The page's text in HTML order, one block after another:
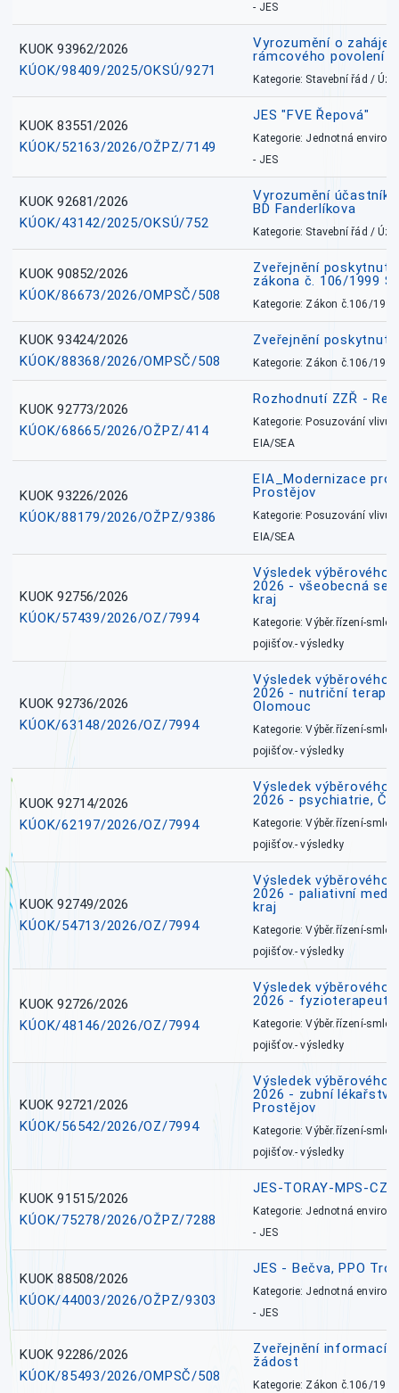
- JES
KUOK 93962/2026
KÚOK/98409/2025/OKSÚ/9271
Vyrozumění o
rámcového povolení
Kategorie: Stavební řád /
KUOK 83551/2026
KÚOK/52163/2026/OŽPZ/7149
JES "FVE Řepová"
Kategorie: Jednotná
- JES
KUOK 92681/2026
KÚOK/43142/2025/OKSÚ/752
Vyrozumění
BD Fanderlíkova
Kategorie: Stavební řád /
KUOK 90852/2026
KÚOK/86673/2026/OMPSČ/508
Zveřejnění
zákona č. 106/1999
Kategorie: Zákon č.106/1999
KUOK 93424/2026
KÚOK/88368/2026/OMPSČ/508
Zveřejnění
Kategorie: Zákon č.106/1999
KUOK 92773/2026
KÚOK/68665/2026/OŽPZ/414
Rozhodnutí ZZŘ -
Kategorie: Posuzování vlivů
EIA/SEA
KUOK 93226/2026
KÚOK/88179/2026/OŽPZ/9386
EIA_Modernizace
Prostějov
Kategorie: Posuzování vlivů
EIA/SEA
KUOK 92756/2026
KÚOK/57439/2026/OZ/7994
Výsledek výběrového
2026 - všeobecná
kraj
Kategorie: Výběr.řízení-
pojišťov.- výsledky
KUOK 92736/2026
KÚOK/63148/2026/OZ/7994
Výsledek výběrového
2026 - nutriční
Olomouc
Kategorie: Výběr.řízení-
pojišťov.- výsledky
KUOK 92714/2026
KÚOK/62197/2026/OZ/7994
Výsledek výběrového
2026 - psychiatrie,
Kategorie: Výběr.řízení-
pojišťov.- výsledky
KUOK 92749/2026
KÚOK/54713/2026/OZ/7994
Výsledek výběrového
2026 - paliativní
kraj
Kategorie: Výběr.řízení-
pojišťov.- výsledky
KUOK 92726/2026
KÚOK/48146/2026/OZ/7994
Výsledek výběrového
2026 - fyzioterapeut,
Kategorie: Výběr.řízení-
pojišťov.- výsledky
KUOK 92721/2026
KÚOK/56542/2026/OZ/7994
Výsledek výběrového
2026 - zubní
Prostějov
Kategorie: Výběr.řízení-
pojišťov.- výsledky
KUOK 91515/2026
KÚOK/75278/2026/OŽPZ/7288
JES-TORAY-MPS-CZ
Kategorie: Jednotná
- JES
KUOK 88508/2026
KÚOK/44003/2026/OŽPZ/9303
JES - Bečva, PPO
Kategorie: Jednotná
- JES
KUOK 92286/2026
KÚOK/85493/2026/OMPSČ/508
Zveřejnění informací
žádost
Kategorie: Zákon č.106/1999